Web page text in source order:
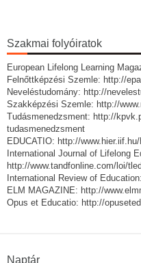
Szakmai folyóiratok
European Lifelong Learning
Felnőttképzési Szemle: http://
Neveléstudomány: http://
Szakképzési Szemle: http://
Tudásmenedzsment: http://
tudasmenedzsment
EDUCATIO: http://
International Journal of Lifelong
http://www.tandfonline.com/loi/
International Review of Education:
ELM MAGAZINE: http://
Opus et Educatio: http://
Naptár